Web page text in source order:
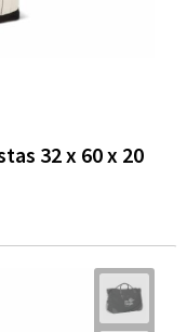
32 x 60 x 20